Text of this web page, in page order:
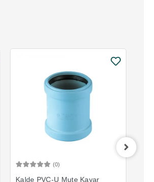
(0)
Kalde PVC-U Mute Kayar